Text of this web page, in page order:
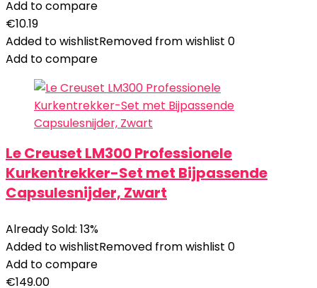
Add to compare
€10.19
Added to wishlistRemoved from wishlist 0
Add to compare
Le Creuset LM300 Professionele
Kurkentrekker-Set met Bijpassende
Capsulesnijder, Zwart
Already Sold: 13%
Added to wishlistRemoved from wishlist 0
Add to compare
€149.00